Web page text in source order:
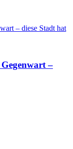
–